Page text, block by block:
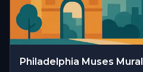
Philadelphia Muses Mural